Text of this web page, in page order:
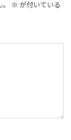
※ が付いている